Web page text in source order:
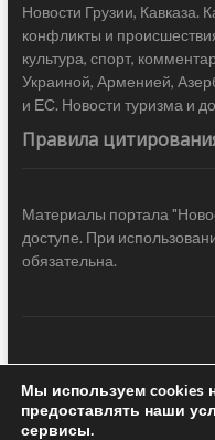
Новости Грузии, Кавказа.
конфликты и
культура, спорт,
Украиной, Арменией,
и ЕС. Новости туризма и
Правила
Материалы портала
доступе. При
обязательна.
Новости Грузии| Black Sea
Design & development —
Мы используем cookies
предоставлять наши
сервисы.